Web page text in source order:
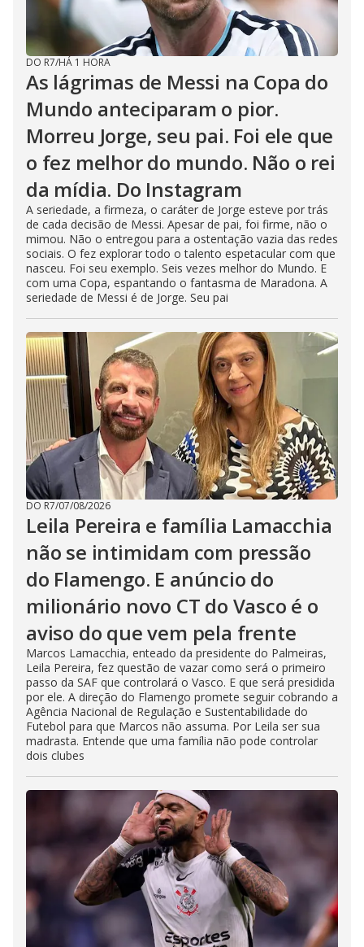
DO R7/HÁ 1 HORA
As lágrimas de Messi na Copa do
Mundo anteciparam o pior.
Morreu Jorge, seu pai. Foi ele que
o fez melhor do mundo. Não o rei
da mídia. Do Instagram
A seriedade, a firmeza, o caráter de Jorge esteve por trás
de cada decisão de Messi. Apesar de pai, foi firme, não o
mimou. Não o entregou para a ostentação vazia das redes
sociais. O fez explorar todo o talento espetacular com que
nasceu. Foi seu exemplo. Seis vezes melhor do Mundo. E
com uma Copa, espantando o fantasma de Maradona. A
seriedade de Messi é de Jorge. Seu pai
DO R7/07/08/2026
Leila Pereira e família Lamacchia
não se intimidam com pressão
do Flamengo. E anúncio do
milionário novo CT do Vasco é o
aviso do que vem pela frente
Marcos Lamacchia, enteado da presidente do Palmeiras,
Leila Pereira, fez questão de vazar como será o primeiro
passo da SAF que controlará o Vasco. E que será presidida
por ele. A direção do Flamengo promete seguir cobrando a
Agência Nacional de Regulação e Sustentabilidade do
Futebol para que Marcos não assuma. Por Leila ser sua
madrasta. Entende que uma família não pode controlar
dois clubes